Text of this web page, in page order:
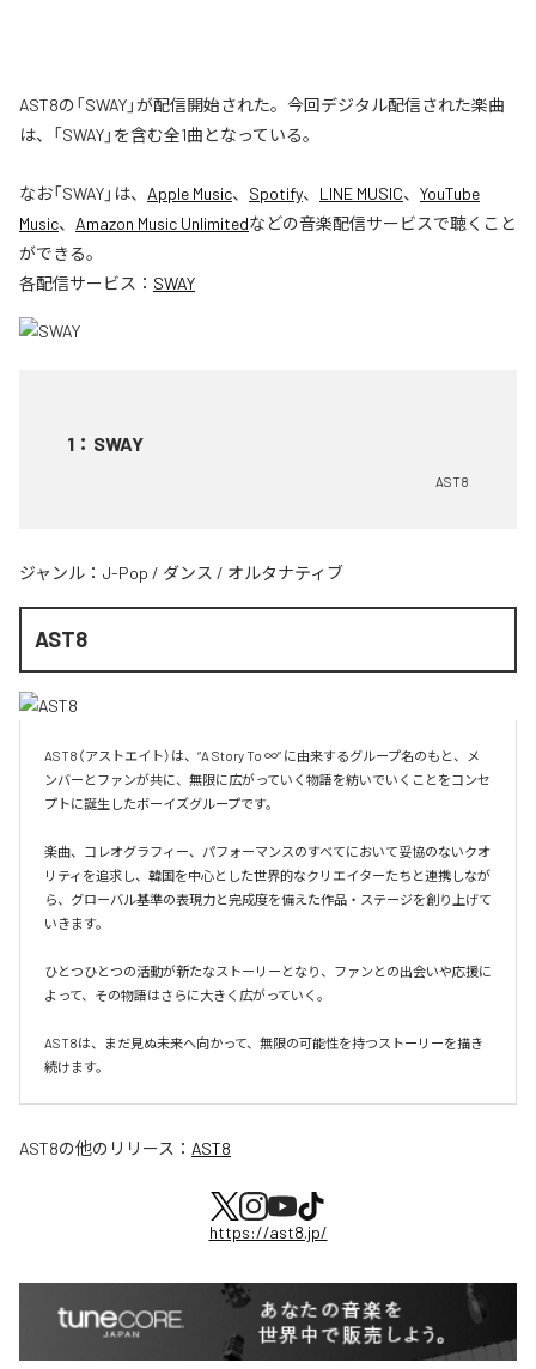
AST8の「SWAY」が配信開始された。今回デジタル配信された楽曲
は、「SWAY」を含む全1曲となっている。
なお「SWAY」は、 Apple Music、 Spotify、 LINE MUSIC、 YouTube
Music、 Amazon Music Unlimitedなどの音楽配信サービスで聴くこと
ができる。
各配信サービス： SWAY
1 ： SWAY
AST8
ジャンル： J-Pop / ダンス / オルタナティブ
AST8
AST8（アストエイト）は、“A Story To ∞” に由来するグループ名のもと、メ
ンバーとファンが共に、無限に広がっていく物語を紡いでいくことをコンセ
プトに誕生したボーイズグループです。
楽曲、コレオグラフィー、パフォーマンスのすべてにおいて妥協のないクオ
リティを追求し、韓国を中心とした世界的なクリエイターたちと連携しなが
ら、グローバル基準の表現力と完成度を備えた作品・ステージを創り上げて
いきます。
ひとつひとつの活動が新たなストーリーとなり、ファンとの出会いや応援に
よって、その物語はさらに大きく広がっていく。
AST8は、まだ見ぬ未来へ向かって、無限の可能性を持つストーリーを描き
続けます。
AST8の他のリリース： AST8
https://ast8.jp/